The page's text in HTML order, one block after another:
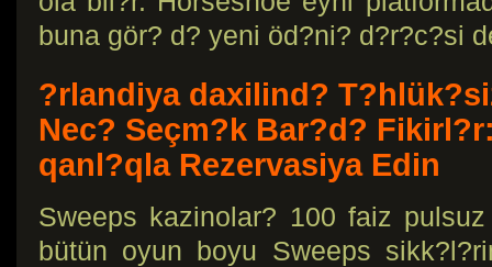
buna gör? d? yeni öd?ni? d?r?c?si
?rlandiya daxilind?
Nec? Seçm?k Bar?d?
qanl?qla Rezervasiya Edin
Sweeps kazinolar? 100 faiz
bütün oyun boyu Sweeps